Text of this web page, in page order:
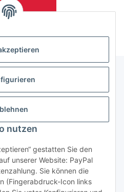
nutzen
gestatten Sie den
unserer Website: PayPal
Sie können die
(Fingerabdruck-Icon links
und Farbe)
widerrufen